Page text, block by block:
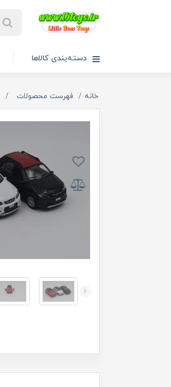
دسته‌بندی کالاها
خانه فهرست محصولات